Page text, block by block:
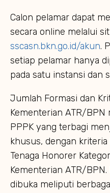
Calon pelamar dapat
secara online melalui
sscasn.bkn.go.id/akun.
setiap pelamar hanya
pada satu instansi dan
Jumlah Formasi dan
Kementerian ATR/BPN
PPPK yang terbagi
khusus, dengan
Tenaga Honorer
Kementerian ATR/
dibuka meliputi